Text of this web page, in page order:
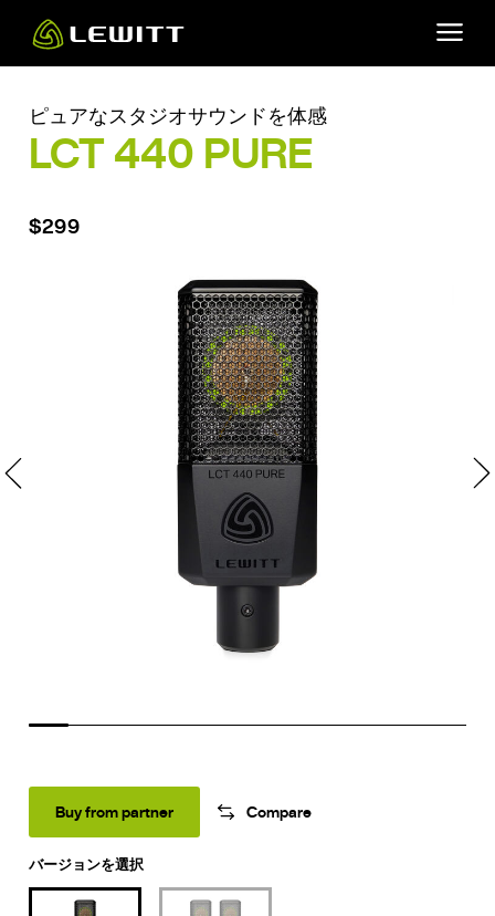
main
ピュアなスタジオサウンドを体感
LCT 440 PURE
$299
バージョンを選択
Buy from partner Compare